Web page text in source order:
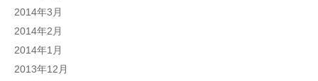
2014年3月
2014年2月
2014年1月
2013年12月